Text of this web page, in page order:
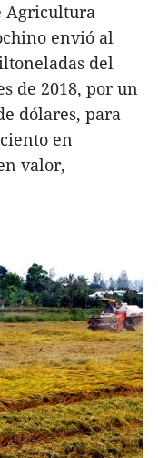
Agricultura
envió al
del
de 2018, por un
dólares, para
en
valor,